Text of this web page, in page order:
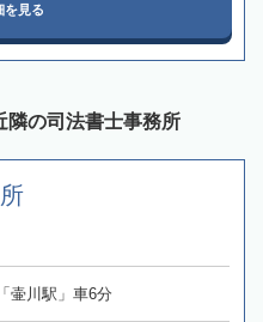
を見る
隣の司法書士事務所
壷川駅」車6分